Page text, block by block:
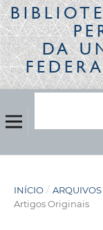
DA
INÍCIO / ARQUIVOS
Artigos Originais